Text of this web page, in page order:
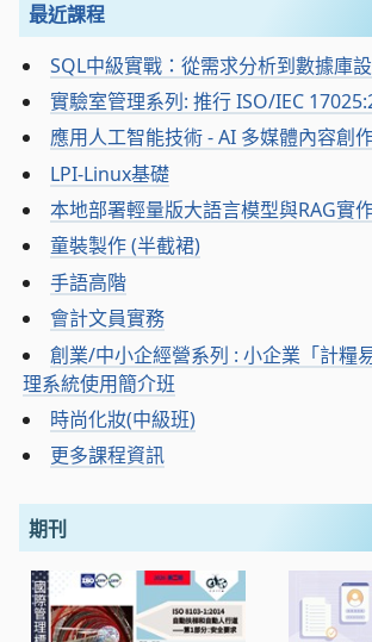
最近課程
SQL中級實戰：從需求分析到數據庫
實驗室管理系列: 推行 ISO/IEC
應用人工智能技術 - AI 多媒體內容創
LPI-Linux基礎
本地部署輕量版大語言模型與RAG實
童裝製作 (半截裙)
手語高階
會計文員實務
創業/中小企經營系列 : 小企業「計糧
理系統使用簡介班
時尚化妝(中級班)
更多課程資訊
期刊